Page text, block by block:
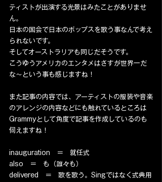
ティストが出演する光景はみたことがありませ
ん。
日本の国会で日本のポップスを歌う事なんで考え
られないです。
そしてオーストラリアも同じだそうです。
こうゆうアメリカのエンタメはさすが世界一だ
な〜という事も感じますね！
また記事の内容では、アーティストの服装や音楽
のアレンジの内容などにも触れているところは
Grammyとして角度で記事を作成しているのも
伺えますね！
inauguration　＝　就任式
also　＝　も（誰々も）
delivered　＝　歌を歌う。Singではなく式典用